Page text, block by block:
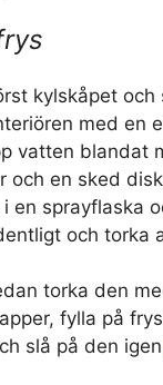
kylskåpet och
med en
vatten blandat
och en sked
en sprayflaska
och torka
torka den
fylla på
slå på den igen